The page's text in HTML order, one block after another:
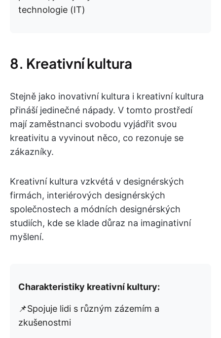
technologie (IT)
8. Kreativní kultura
Stejně jako inovativní kultura i kreativní kultura
přináší jedinečné nápady. V tomto prostředí
mají zaměstnanci svobodu vyjádřit svou
kreativitu a vyvinout něco, co rezonuje se
zákazníky.
Kreativní kultura vzkvétá v designérských
firmách, interiérových designérských
společnostech a módních designérských
studiích, kde se klade důraz na imaginativní
myšlení.
Charakteristiky kreativní kultury:
📌Spojuje lidi s různým zázemím a
zkušenostmi